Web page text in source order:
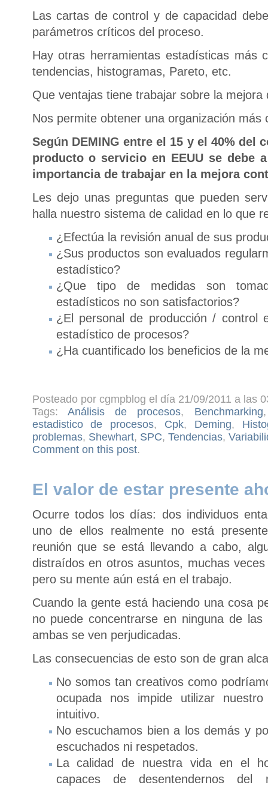
Las cartas de control y de capacidad
parámetros críticos del proceso.
Hay otras herramientas estadísticas más
tendencias, histogramas, Pareto, etc.
Que ventajas tiene trabajar sobre la mejora
Nos permite obtener una organización más
Según DEMING entre el 15 y el 40% del
producto o servicio en EEUU se debe
importancia de trabajar en la mejora
Les dejo unas preguntas que pueden
halla nuestro sistema de calidad en lo que
¿Efectúa la revisión anual de sus
¿Sus productos son evaluados
estadístico?
¿Que tipo de medidas son
estadísticos no son satisfactorios?
¿El personal de producción / control
estadístico de procesos?
¿Ha cuantificado los beneficios de la
Posteado por cgmpblog el día 21/09/2011 a las
Tags: Análisis de procesos, Benchmarking
estadistico de procesos, Cpk, Deming,
problemas, Shewhart, SPC, Tendencias,
Comment on this post.
El valor de estar presente
Ocurre todos los días: dos individuos
uno de ellos realmente no está
reunión que se está llevando a cabo,
distraídos en otros asuntos, muchas
pero su mente aún está en el trabajo.
Cuando la gente está haciendo una cosa
no puede concentrarse en ninguna de
ambas se ven perjudicadas.
Las consecuencias de esto son de gran
No somos tan creativos como
ocupada nos impide utilizar
intuitivo.
No escuchamos bien a los demás y
escuchados ni respetados.
La calidad de nuestra vida en el
capaces de desentendernos del